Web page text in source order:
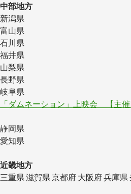
中部地方
新潟県
富山県
石川県
福井県
山梨県
長野県
岐阜県
「ダムネーション」上映会 【主
静岡県
愛知県
近畿地方
三重県 滋賀県 京都府 大阪府 兵庫県